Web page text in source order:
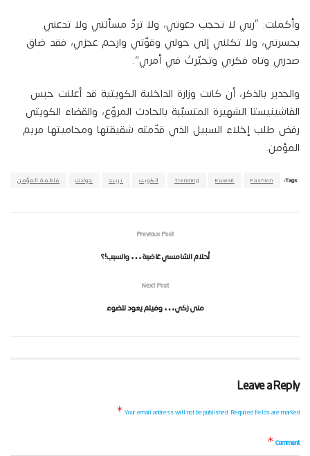
وأكملت: “ربي لا تحجب دعوتي، ولا تردّ مسألتي ولا تدعني
بحسرتي، ولا تكلني إلى حولي وقوّتي وارحم عجزي، فقد ضاق
صدري وتاه فكري وتحيّرتُ في أمري”.
والجدير بالذكر، أن كانت وزارة الداخلية الكويتية قد أعلنت حبس
الفاشينيستا الشهيرة المتسبّبة بالحادث المروّع، والقضاء الكويتي
رفض طلب إخلاء السبيل الذي قدّمته شقيقتها ومحاميتها مريم
المؤمن.
Tags:
Fashion
Kuwait
Trending الكويت تريند حوادث فاطمة المؤمن
Previous Post
أحلام الشامسي غاضبة… والسبب!؟
Next Post
منى زكي… وفيلم يعود للضوء
Leave a Reply
Your email address will not be published.Required fields are marked
*
Comment
*